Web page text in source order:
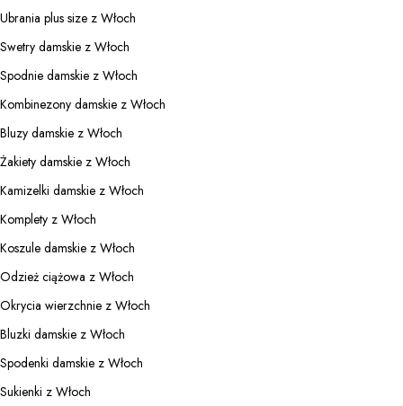
Ubrania plus size z Włoch
Swetry damskie z Włoch
Spodnie damskie z Włoch
Kombinezony damskie z Włoch
Bluzy damskie z Włoch
Żakiety damskie z Włoch
Kamizelki damskie z Włoch
Komplety z Włoch
Koszule damskie z Włoch
Odzież ciążowa z Włoch
Okrycia wierzchnie z Włoch
Bluzki damskie z Włoch
Spodenki damskie z Włoch
Sukienki z Włoch